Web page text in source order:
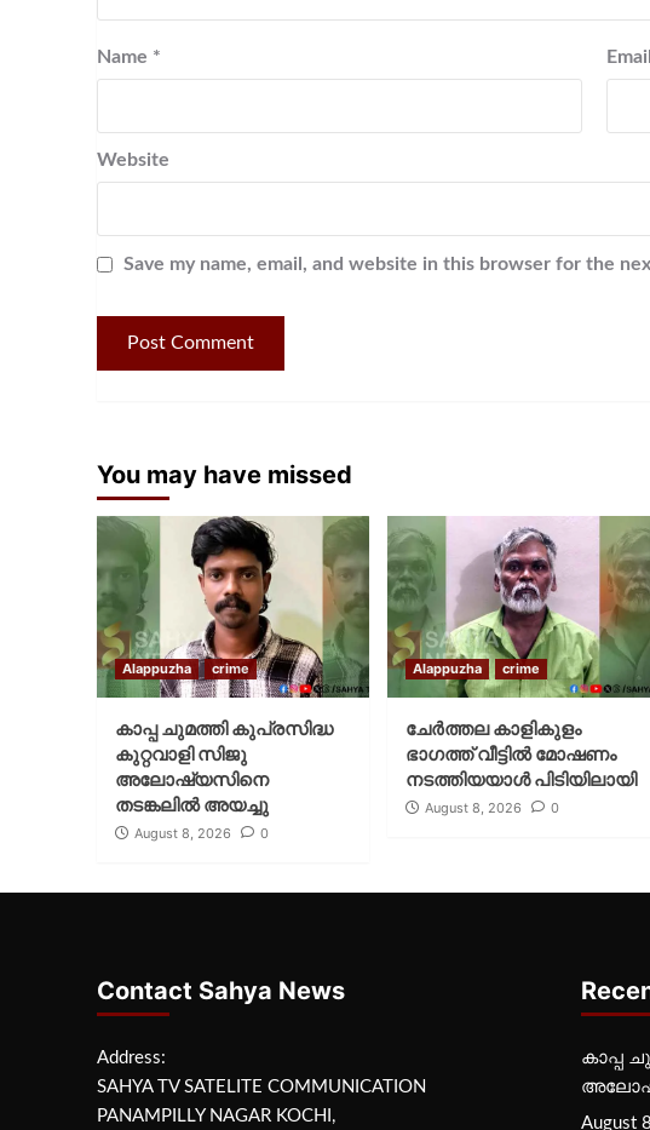
Name * Email
Website
Save my name, email, and website in this browser for the
You may have missed
Alappuzha crime
കാപ്പ ചുമത്തി കുപ്രസിദ്ധ
കുറ്റവാളി സിജു
അലോഷ്യസിനെ
തടങ്കലിൽ അയച്ചു
August 8, 2026 0
Alappuzha crime
ചേർത്തല കാളികുളം
ഭാഗത്ത് വീട്ടിൽ മോഷണം
നടത്തിയയാൾ പിടിയിലായി
August 8, 2026 0
Contact Sahya News
Address:
SAHYA TV SATELITE COMMUNICATION
PANAMPILLY NAGAR KOCHI,
കാപ്പ
August